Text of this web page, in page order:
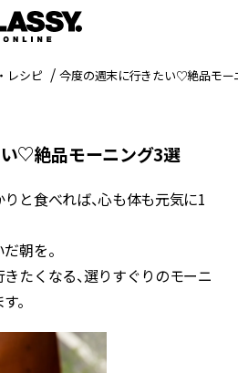
レシピ 今度の週末に行きたい♡絶品モー
♡絶品モーニング3選
と食べれば、心も体も元気に1
朝を。
たくなる、選りすぐりのモーニ
。